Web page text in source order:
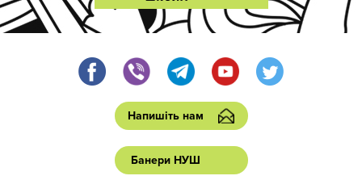
Напишіть нам
Банери НУШ